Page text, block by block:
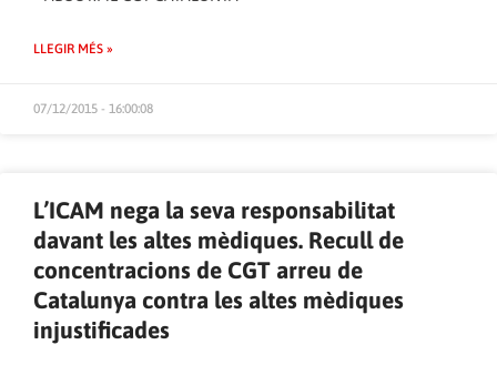
LLEGIR MÉS »
07/12/2015 - 16:00:08
L’ICAM nega la seva responsabilitat
davant les altes mèdiques. Recull de
concentracions de CGT arreu de
Catalunya contra les altes mèdiques
injustificades